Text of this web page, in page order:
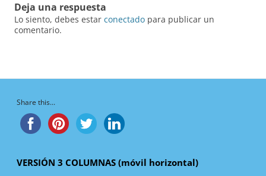
Deja una respuesta
Lo siento, debes estar conectado para publicar un
comentario.
Share this...
VERSIÓN 3 COLUMNAS (móvil horizontal)